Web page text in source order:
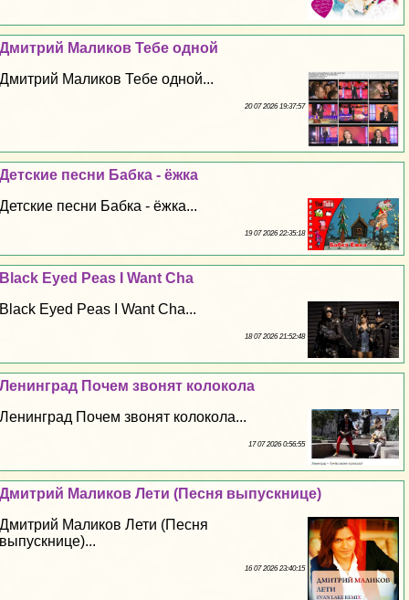
Дмитрий Маликов Тебе одной
Дмитрий Маликов Тебе одной...
20 07 2026 19:37:57
Детские песни Бабка - ёжка
Детские песни Бабка - ёжка...
19 07 2026 22:35:18
Black Eyed Peas I Want Cha
Black Eyed Peas I Want Cha...
18 07 2026 21:52:48
Ленинград Почем звонят колокола
Ленинград Почем звонят колокола...
17 07 2026 0:56:55
Дмитрий Маликов Лети (Песня выпускнице)
Дмитрий Маликов Лети (Песня
выпускнице)...
16 07 2026 23:40:15